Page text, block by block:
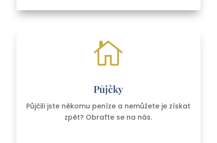

Půjčky
Půjčili jste někomu peníze a nemůžete je získat
zpět? Obraťte se na nás.